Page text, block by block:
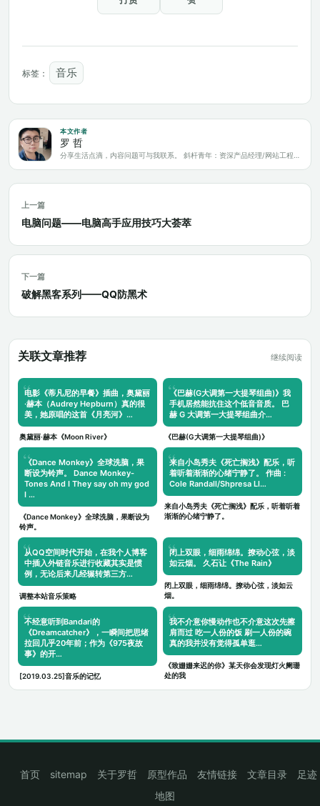
标签： 音乐
本文作者
罗 哲
上一篇
电脑问题——电脑高手应用技巧大荟萃
下一篇
破解黑客系列——QQ防黑术
关联文章推荐 继续阅读
电影《蒂凡尼的早餐》插曲，奥黛丽
·赫本（Audrey Hepburn）真的很
美，她原唱的这首《月亮河》…
奥黛丽·赫本《Moon River》
《巴赫(G大调第一大提琴组曲)》我
手机居然能抗住这个低音音质。 巴
赫 G 大调第一大提琴组曲介…
《巴赫(G大调第一大提琴组曲)》
《Dance Monkey》全球洗脑，果
断设为铃声。 Dance Monkey-
Tones And I They say oh my god
I …
《Dance Monkey》全球洗脑，果断设为
铃声。
来自小岛秀夫《死亡搁浅》配乐，听
着听着渐渐的心绪宁静了。 作曲 :
Cole Randall/Shpresa Ll…
来自小岛秀夫《死亡搁浅》配乐，听着听着
渐渐的心绪宁静了。
从QQ空间时代开始，在我个人博客
中插入外链音乐进行收藏其实是惯
例，无论后来几经辗转第三方…
调整本站音乐策略
闭上双眼，细雨绵绵。撩动心弦，淡
如云烟。 久石让《The Rain》
闭上双眼，细雨绵绵。撩动心弦，淡如云
烟。
不经意听到Bandari的
《Dreamcatcher》，一瞬间把思绪
拉回几乎20年前；作为《975夜故
事》的开…
[2019.03.25]音乐的记忆
我不介意你慢动作也不介意这次先擦
肩而过 吃一人份的饭 刷一人份的碗
真的我并没有觉得孤单逛…
《致姗姗来迟的你》某天你会发现灯火阑珊
处的我
首页 sitemap 关于罗哲 原型作品 友情链接 文章目录
足迹
地图